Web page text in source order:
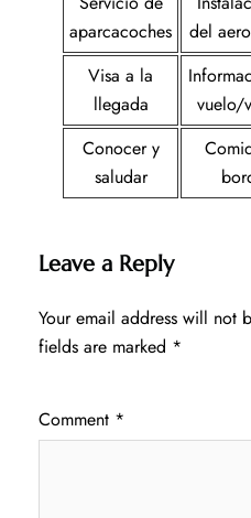
aparcacoches
del
Visa a la
llegada
vuelo/
Conocer y
saludar
Leave a Reply
Your email address will not
fields are marked *
Comment *